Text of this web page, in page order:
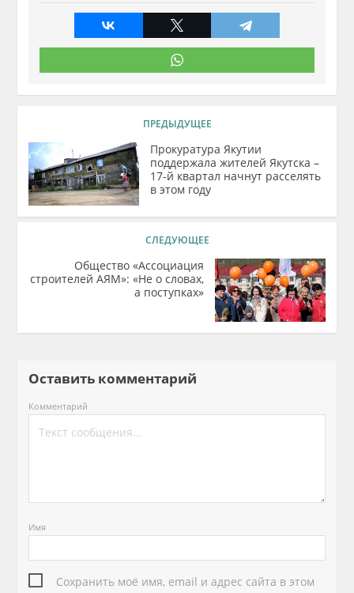
ПРЕДЫДУЩЕЕ
Прокуратура Якутии
поддержала жителей Якутска –
17-й квартал начнут расселять
в этом году
СЛЕДУЮЩЕЕ
Общество «Ассоциация
строителей АЯМ»: «Не о словах,
а поступках»
Оставить комментарий
Комментарий
Имя
Сохранить моё имя, email и адрес сайта в этом